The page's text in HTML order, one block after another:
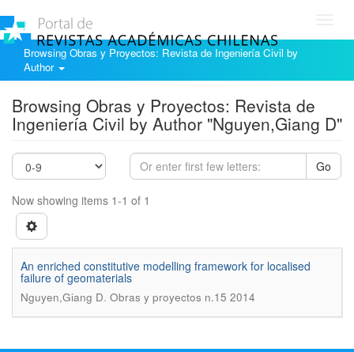
Browsing Obras y Proyectos: Revista de Ingeniería Civil by
Author
Browsing Obras y Proyectos: Revista de
Ingeniería Civil by Author "Nguyen,Giang D"
Go
Now showing items 1-1 of 1
An enriched constitutive modelling framework for localised
failure of geomaterials
Nguyen,Giang D. Obras y proyectos n.15 2014